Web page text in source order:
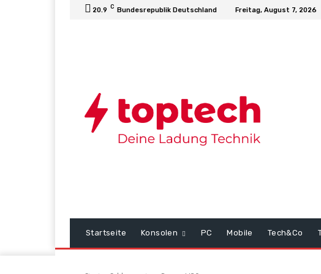
20.9 C Bundesrepublik Deutschland Freitag, August 7, 2026
Startseite Konsolen PC Mobile Tech&Co